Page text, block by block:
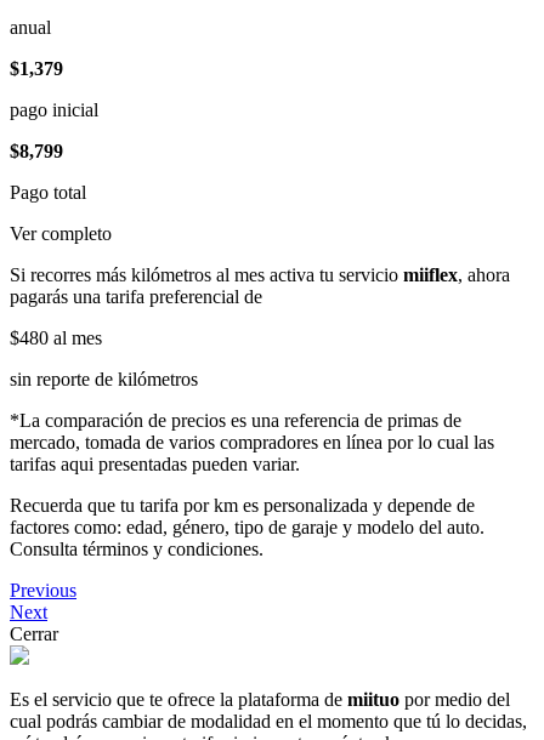
anual
$1,379
pago inicial
$8,799
Pago total
Ver completo
Si recorres más kilómetros al mes activa tu servicio miiflex, ahora
pagarás una tarifa preferencial de
$480 al mes
sin reporte de kilómetros
*La comparación de precios es una referencia de primas de
mercado, tomada de varios compradores en línea por lo cual las
tarifas aqui presentadas pueden variar.
Recuerda que tu tarifa por km es personalizada y depende de
factores como: edad, género, tipo de garaje y modelo del auto.
Consulta términos y condiciones.
Previous
Next
Cerrar
Es el servicio que te ofrece la plataforma de miituo por medio del
cual podrás cambiar de modalidad en el momento que tú lo decidas,